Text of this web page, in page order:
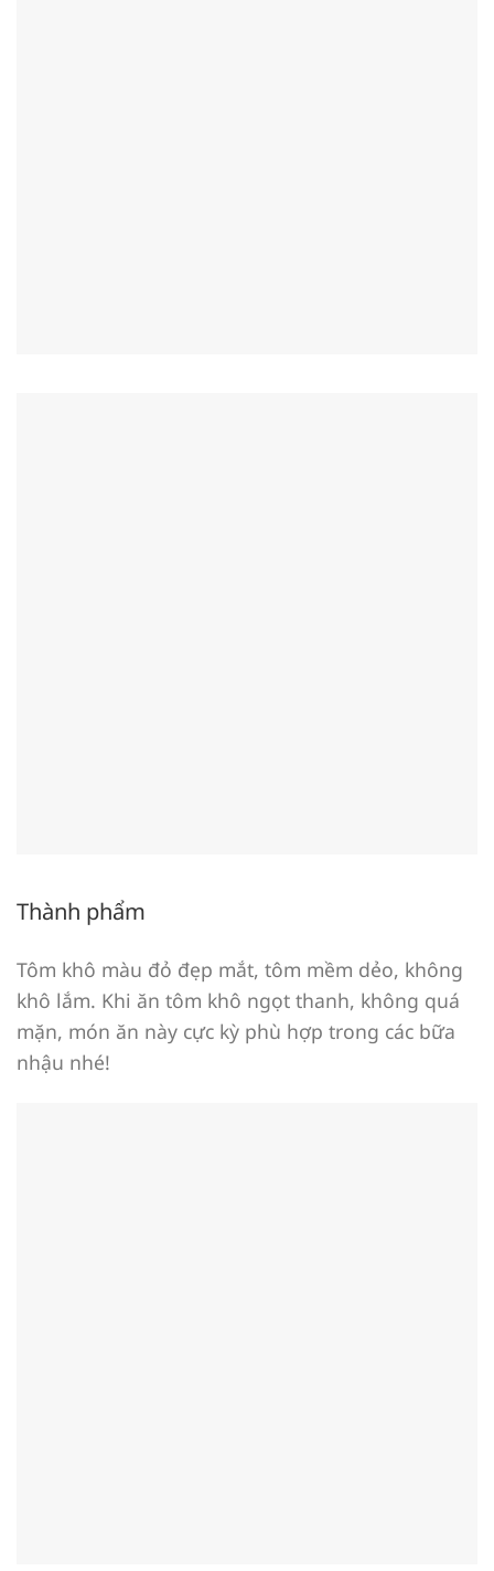
Thành phẩm
Tôm khô màu đỏ đẹp mắt, tôm mềm dẻo, không
khô lắm. Khi ăn tôm khô ngọt thanh, không quá
mặn, món ăn này cực kỳ phù hợp trong các bữa
nhậu nhé!